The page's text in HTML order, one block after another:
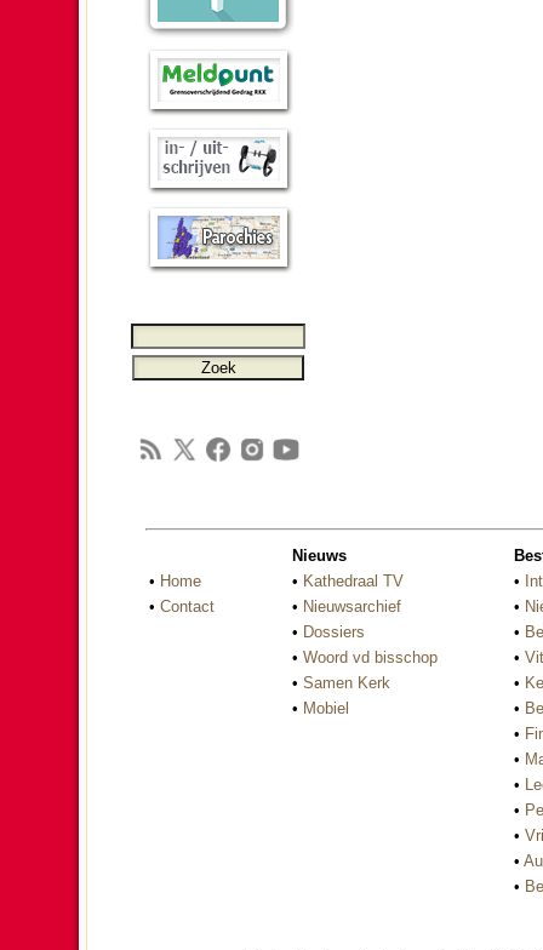
• Home
• Contact
Nieuws
• Kathedraal TV
• Nieuwsarchief
• Dossiers
• Woord vd bisschop
• Samen Kerk
• Mobiel
•
•
•
•
•
•
•
•
•
•
•
•
•